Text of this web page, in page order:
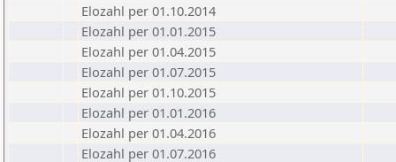
Elozahl per 01.10.2014
Elozahl per 01.01.2015
Elozahl per 01.04.2015
Elozahl per 01.07.2015
Elozahl per 01.10.2015
Elozahl per 01.01.2016
Elozahl per 01.04.2016
Elozahl per 01.07.2016